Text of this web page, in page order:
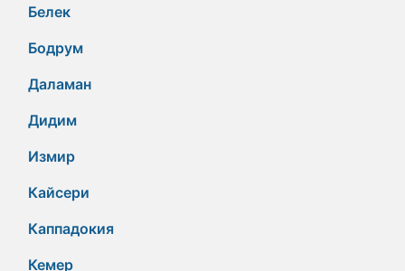
Белек
Бодрум
Даламан
Дидим
Измир
Кайсери
Каппадокия
Кемер